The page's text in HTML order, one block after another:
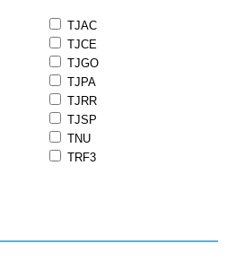
TJAC
TJCE
TJGO
TJPA
TJRR
TJSP
TNU
TRF3